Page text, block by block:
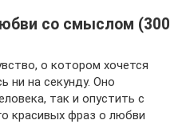
со смыслом (300
о котором хочется
ни на секунду. Оно
так и опустить с
красивых фраз о любви